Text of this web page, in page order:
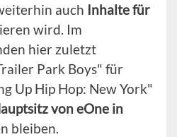
auch Inhalte für
wird. Im
hier zuletzt
Park Boys" für
Up Hip Hop: New York"
von eOne in
bleiben.